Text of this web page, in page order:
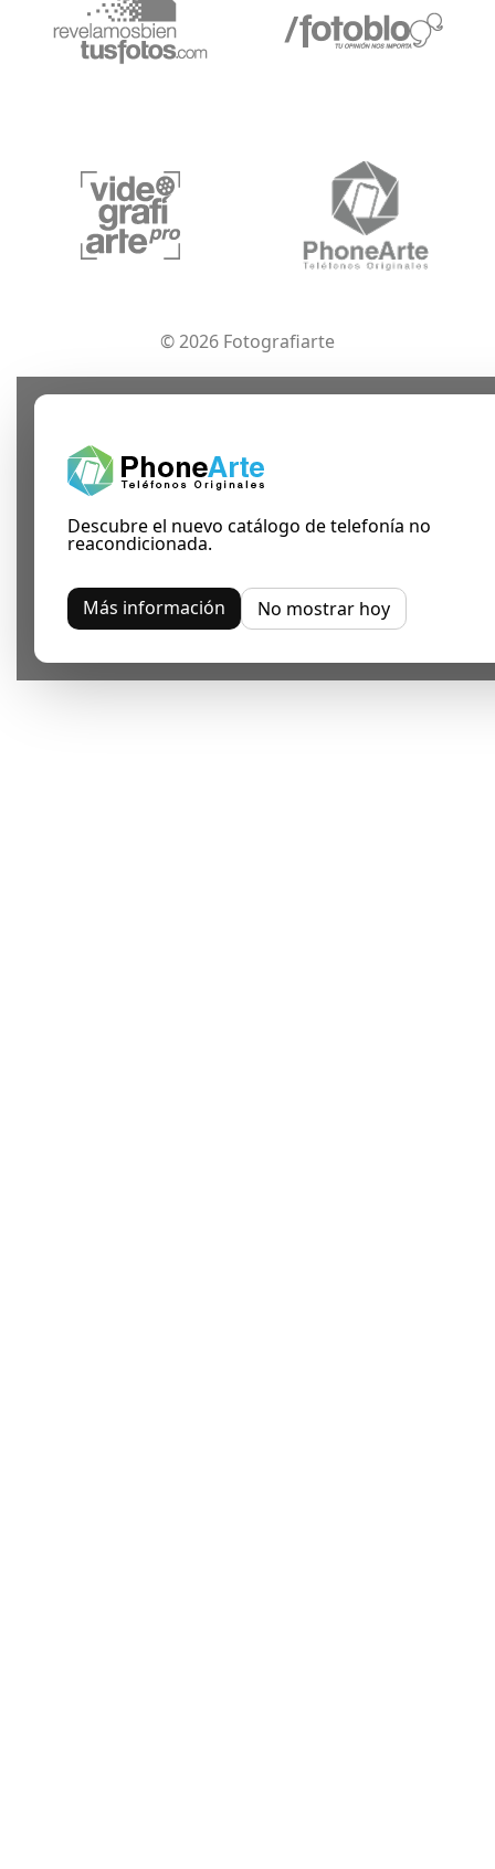
© 2026 Fotografiarte
Descubre el nuevo catálogo de telefonía no
reacondicionada.
Más información No mostrar hoy